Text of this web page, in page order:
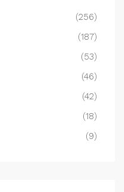
(256)
(187)
(53)
(46)
(42)
(18)
(9)